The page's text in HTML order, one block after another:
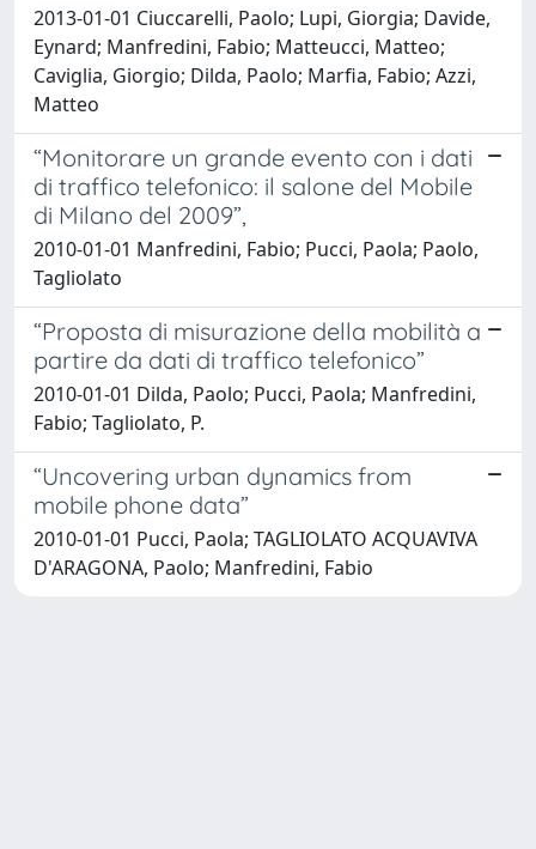
2013-01-01 Ciuccarelli, Paolo; Lupi, Giorgia; Davide,
Eynard; Manfredini, Fabio; Matteucci, Matteo;
Caviglia, Giorgio; Dilda, Paolo; Marfia, Fabio; Azzi,
Matteo
“Monitorare un grande evento con i dati
di traffico telefonico: il salone del Mobile
di Milano del 2009”,
2010-01-01 Manfredini, Fabio; Pucci, Paola; Paolo,
Tagliolato
“Proposta di misurazione della mobilità a
partire da dati di traffico telefonico”
2010-01-01 Dilda, Paolo; Pucci, Paola; Manfredini,
Fabio; Tagliolato, P.
“Uncovering urban dynamics from
mobile phone data”
2010-01-01 Pucci, Paola; TAGLIOLATO ACQUAVIVA
D'ARAGONA, Paolo; Manfredini, Fabio